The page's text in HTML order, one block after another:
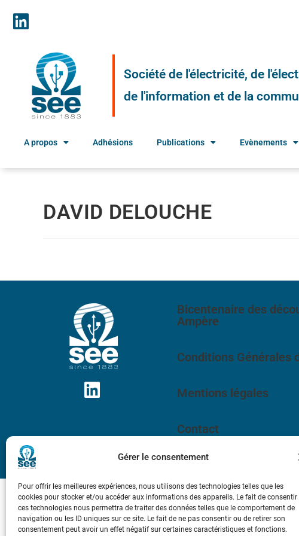
Gérer le consentement
Pour offrir les meilleures expériences, nous utilisons des technologies telles que les
cookies pour stocker et/ou accéder aux informations des appareils. Le fait de consentir
ces technologies nous permettra de traiter des données telles que le comportement de
navigation ou les ID uniques sur ce site. Le fait de ne pas consentir ou de retirer son
consentement peut avoir un effet négatif sur certaines caractéristiques et fonctions.
Société de l'électricité, de
de l'information et de la
A propos Adhésions Publications Evènements
DAVID DELOUCHE
Bicentenaire des
Ampère
Conditions Générales
Mentions légales
Contact